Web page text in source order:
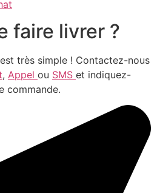
faire livrer ?
très simple ! Contactez-nous
, Appel ou SMS et indiquez-
commande.